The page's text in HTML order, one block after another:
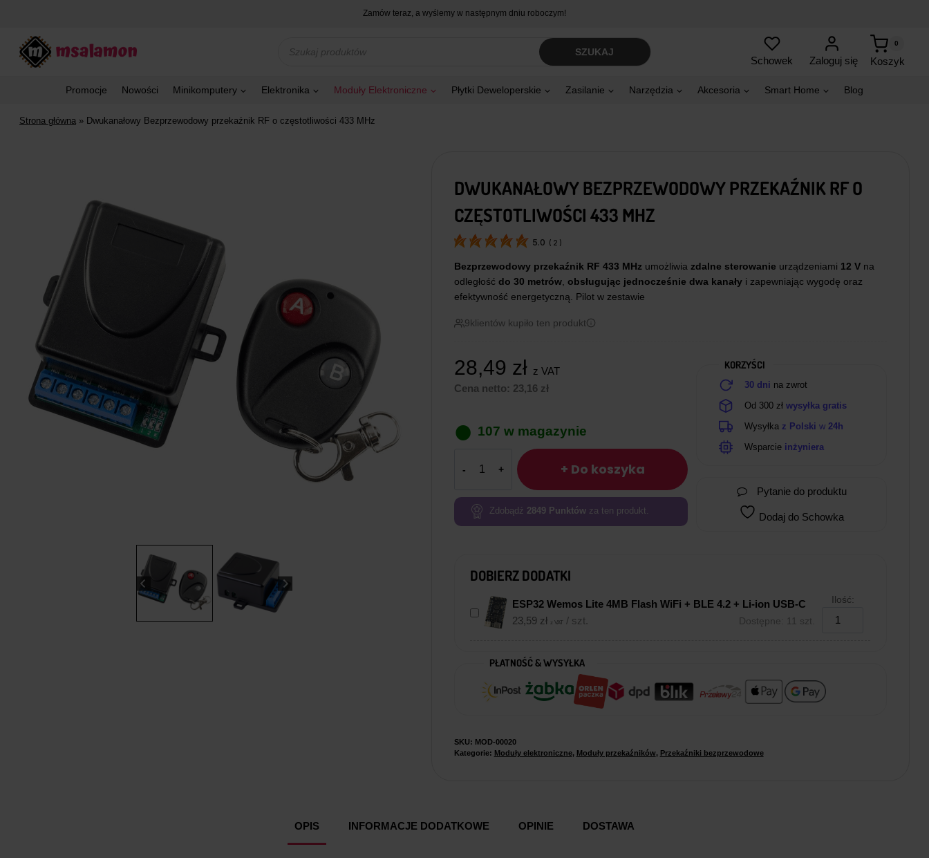
Zamów teraz, a wyślemy w następnym dniu roboczym!
produktów
SZUKAJ
Schowek Zaloguj się Koszyk
0
Promocje Nowości Minikomputery Elektronika Moduły Elektroniczne Płytki Deweloperskie Zasilanie Narzędzia Akcesoria Smart Home Blog
Strona główna » Dwukanałowy Bezprzewodowy przekaźnik RF o częstotliwości 433 MHz
DWUKANAŁOWY BEZPRZEWODOWY PRZEKAŹNIK RF O
CZĘSTOTLIWOŚCI 433 MHZ
5.0 ( 2 )
Bezprzewodowy przekaźnik RF 433 MHz umożliwia zdalne sterowanie urządzeniami 12 Vna
odległość do 30 metrów, obsługując jednocześnie dwa kanałyi zapewniając wygodę oraz
efektywność energetyczną. Pilot w zestawie
9klientów kupiło ten produkt
28,49 zł z VAT
Cena netto: 23,16 zł
107 w magazynie
Dwukanałowy
Bezprzewodowy
przekaźnik
RF
+ Do koszyka
Zdobądź 2849Punktówza ten produkt.
KORZYŚCI
30 dni na zwrot
Od 300 złwysyłka gratis
Wysyłka z Polskiw24h
Wsparcie inżyniera
Pytanie do produktu
Dodaj do Schowka
DOBIERZ DODATKI
ESP32 Wemos Lite 4MB Flash WiFi + BLE 4.2 + Li-ion USB-C
23,59 zł z VAT / szt. Dostępne: 11 szt.
Ilość:
PŁATNOŚĆ & WYSYŁKA
SKU: MOD-00020
Kategorie: Moduły elektroniczne, Moduły przekaźników, Przekaźniki bezprzewodowe
OPIS INFORMACJE DODATKOWE OPINIE DOSTAWA